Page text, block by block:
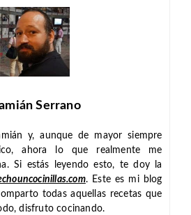
Serrano
y, aunque de mayor siempre
ahora lo que realmente me
Si estás leyendo esto, te doy la
. Este es mi blog
todas aquellas recetas que
disfruto cocinando.